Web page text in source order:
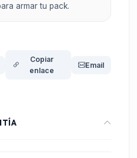
armar tu pack.
Copiar
enlace
Email